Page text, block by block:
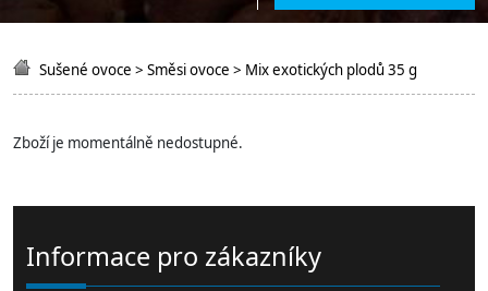
Sušené ovoce > Směsi ovoce > Mix exotických plodů 35 g
Zboží je momentálně nedostupné.
Informace pro zákazníky